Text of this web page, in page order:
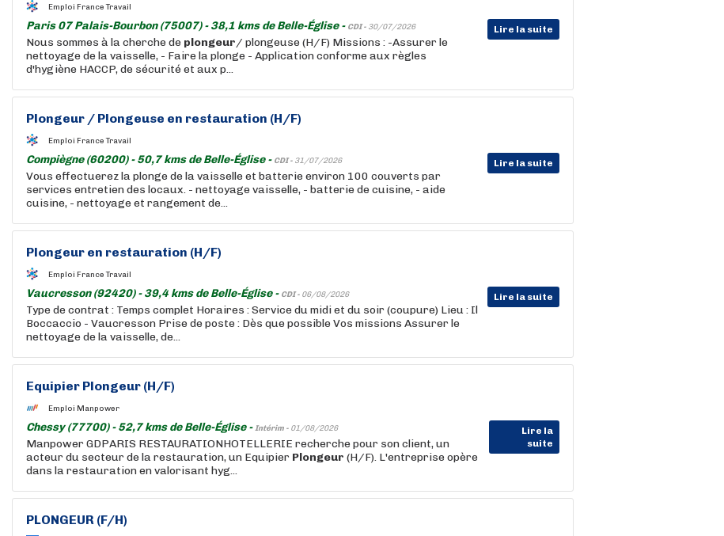
Emploi France Travail
Paris 07 Palais-Bourbon (75007) - 38,1 kms de Belle-Église - CDI - 30/07/2026 Lire la suite
Nous sommes à la cherche de plongeur/ plongeuse (H/F) Missions : -Assurer le
nettoyage de la vaisselle, - Faire la plonge - Application conforme aux règles
d'hygiène HACCP, de sécurité et aux p...
Plongeur / Plongeuse en restauration (H/F)
Emploi France Travail
Compiègne (60200) - 50,7 kms de Belle-Église - CDI - 31/07/2026 Lire la suite
Vous effectuerez la plonge de la vaisselle et batterie environ 100 couverts par
services entretien des locaux. - nettoyage vaisselle, - batterie de cuisine, - aide
cuisine, - nettoyage et rangement de...
Plongeur en restauration (H/F)
Emploi France Travail
Vaucresson (92420) - 39,4 kms de Belle-Église - CDI - 06/08/2026 Lire la suite
Type de contrat : Temps complet Horaires : Service du midi et du soir (coupure) Lieu : Il
Boccaccio - Vaucresson Prise de poste : Dès que possible Vos missions Assurer le
nettoyage de la vaisselle, de...
Equipier Plongeur (H/F)
Emploi Manpower
Chessy (77700) - 52,7 kms de Belle-Église -Intérim - 01/08/2026
Lire la
suite
Manpower GDPARIS RESTAURATIONHOTELLERIE recherche pour son client, un
acteur du secteur de la restauration, un Equipier Plongeur (H/F). L'entreprise opère
dans la restauration en valorisant hyg...
PLONGEUR (F/H)